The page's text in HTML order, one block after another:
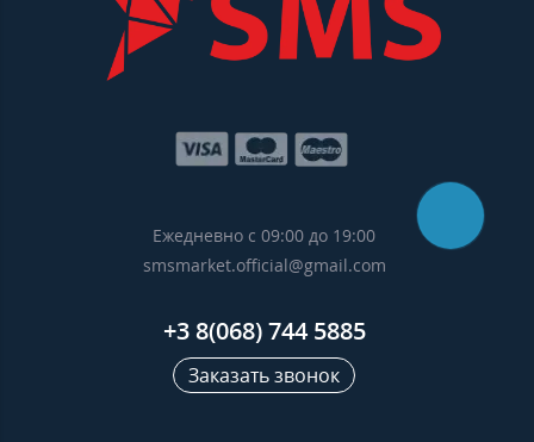
Ежедневно с 09:00 до 19:00
smsmarket.official@gmail.com
+3 8(068) 744 5885
Заказать звонок